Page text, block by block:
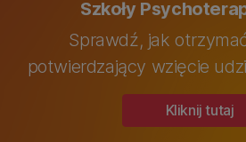
Szkoły
Sprawdź, jak
potwierdzający wzięcie
Kliknij tutaj